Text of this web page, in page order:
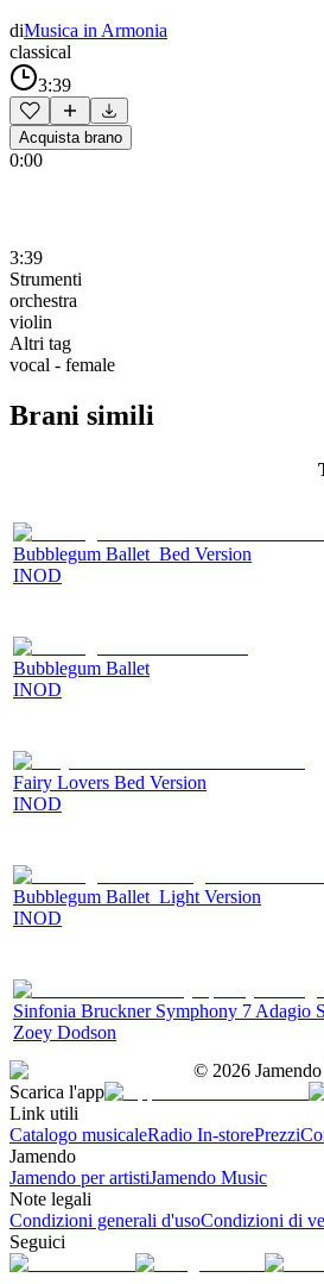
diMusica in Armonia
classical
3:39
Acquista brano
0:00
3:39
Strumenti
orchestra
violin
Altri tag
vocal - female
Brani simili
Bubblegum Ballet_Bed Version
INOD
Bubblegum Ballet
INOD
Fairy Lovers Bed Version
INOD
Bubblegum Ballet_Light Version
INOD
Sinfonia Bruckner Symphony 7 Adagio
Zoey Dodson
© 2026
Scarica l'app
Link utili
Catalogo musicaleRadio In-storePrezzi
Jamendo
Jamendo per artistiJamendo Music
Note legali
Condizioni generali d'usoCondizioni di
Seguici